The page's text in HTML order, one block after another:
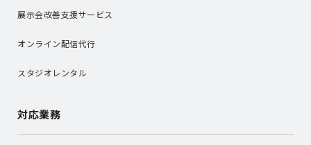
展示会改善支援サービス
オンライン配信代行
スタジオレンタル
対応業務